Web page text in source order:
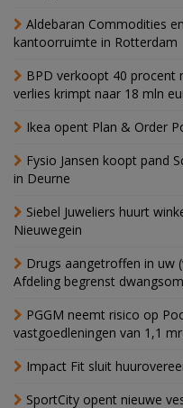
Aldebaran Commodities
kantoorruimte in Rotterdam
BPD verkoopt 40 procent
verlies krimpt naar 18 mln
Ikea opent Plan & Order
Fysio Jansen koopt pand
in Deurne
Siebel Juweliers huurt
Nieuwegein
Drugs aangetroffen in uw
Afdeling begrenst
PGGM neemt risico op
vastgoedleningen van 1,1
Impact Fit sluit
SportCity opent nieuwe